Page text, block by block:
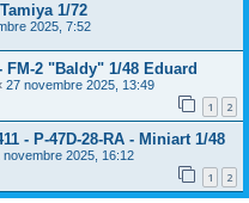
1/72
2025, 7:52
FM-2 "Baldy" 1/48 Eduard
27 novembre 2025, 13:49
1 2
- P-47D-28-RA - Miniart 1/48
novembre 2025, 16:12
1 2